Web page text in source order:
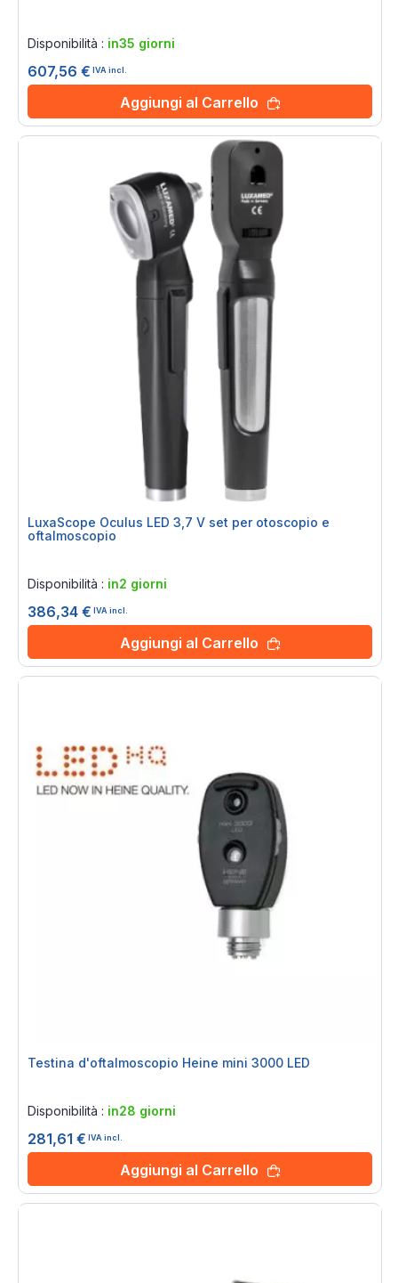
Disponibilità : in35 giorni
607,56 € IVA incl.
Aggiungi al Carrello
LuxaScope Oculus LED 3,7 V set per otoscopio e
oftalmoscopio
Disponibilità : in2 giorni
386,34 € IVA incl.
Aggiungi al Carrello
Testina d'oftalmoscopio Heine mini 3000 LED
Disponibilità : in28 giorni
281,61 € IVA incl.
Aggiungi al Carrello